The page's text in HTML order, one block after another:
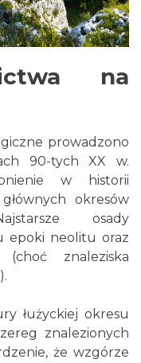
na
prowadzono
90-tych XX w.
w historii
okresów
osady
epoki neolitu oraz
znaleziska
łużyckiej okresu
znalezionych
że wzgórze